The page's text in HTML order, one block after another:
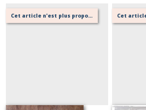
Cet article n'est plus proposé, retournez au menu principal ou contactez moi!